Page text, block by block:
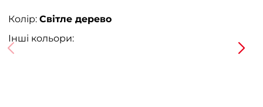
Колір: Світле дерево
Інші кольори: